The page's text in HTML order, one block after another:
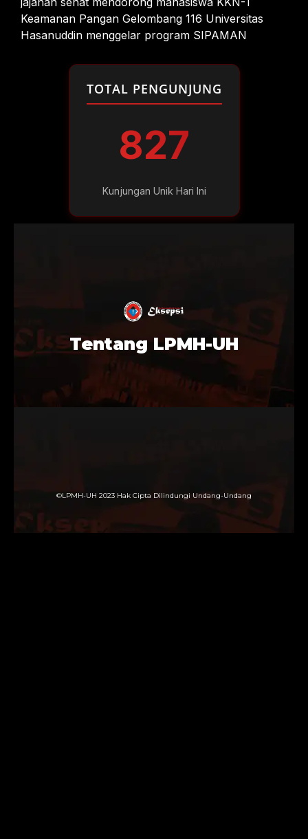
Keamanan Pangan Gelombang 116 Universitas
Hasanuddin menggelar program SIPAMAN
TOTAL PENGUNJUNG
827
Kunjungan Unik Hari Ini
Tentang LPMH-UH
©LPMH-UH 2023 Hak Cipta Dilindungi Undang-Undang